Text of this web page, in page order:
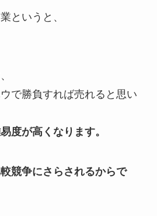
というと、
で勝負すれば売れると思い
度が高くなります。
競争にさらされるからで